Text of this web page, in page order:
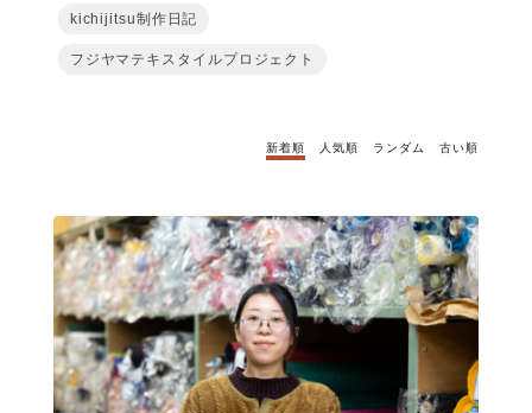
kichijitsu制作日記
フジヤマテキスタイルプロジェクト
新着順 人気順 ランダム 古い順